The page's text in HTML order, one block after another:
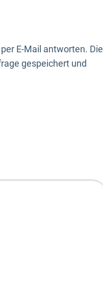
E-Mail antworten. Die
gespeichert und